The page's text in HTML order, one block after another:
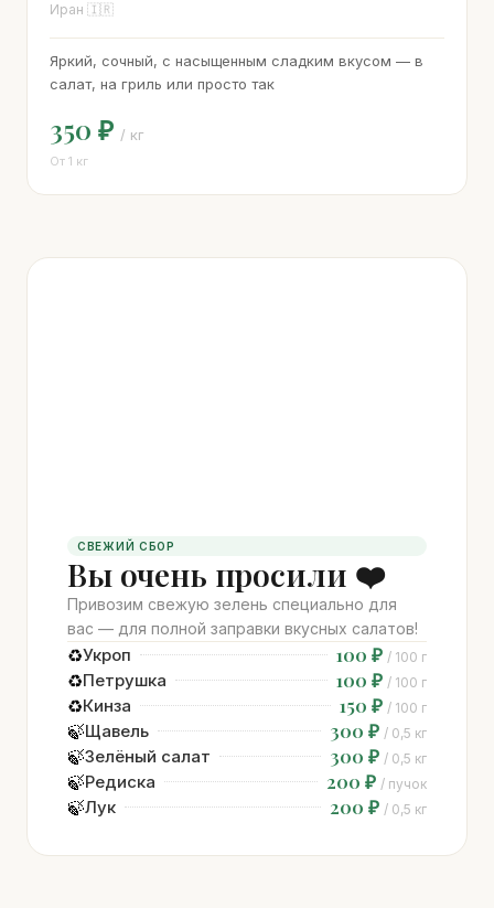
Иран 🇮🇷
Яркий, сочный, с насыщенным сладким вкусом — в
салат, на гриль или просто так
350 ₽ / кг
От 1 кг
СВЕЖИЙ СБОР
Вы очень просили ❤️
Привозим свежую зелень специально для
вас — для полной заправки вкусных салатов!
♻️Укроп 100 ₽ / 100 г
♻️Петрушка 100 ₽ / 100 г
♻️Кинза 150 ₽ / 100 г
🍃Щавель 300 ₽ / 0,5 кг
🍃Зелёный салат 300 ₽ / 0,5 кг
🍃Редиска 200 ₽ / пучок
🍃Лук 200 ₽ / 0,5 кг